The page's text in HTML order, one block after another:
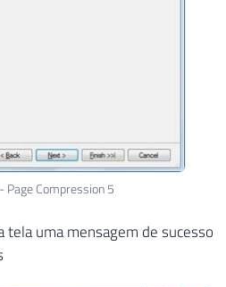
Page Compression 5
uma mensagem de sucesso